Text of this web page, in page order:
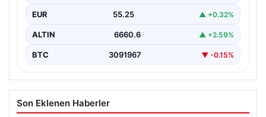
EUR 55.25 ▲ +0.32%
ALTIN 6660.6 ▲ +2.59%
BTC 3091967 ▼ -0.15%
Son Eklenen Haberler